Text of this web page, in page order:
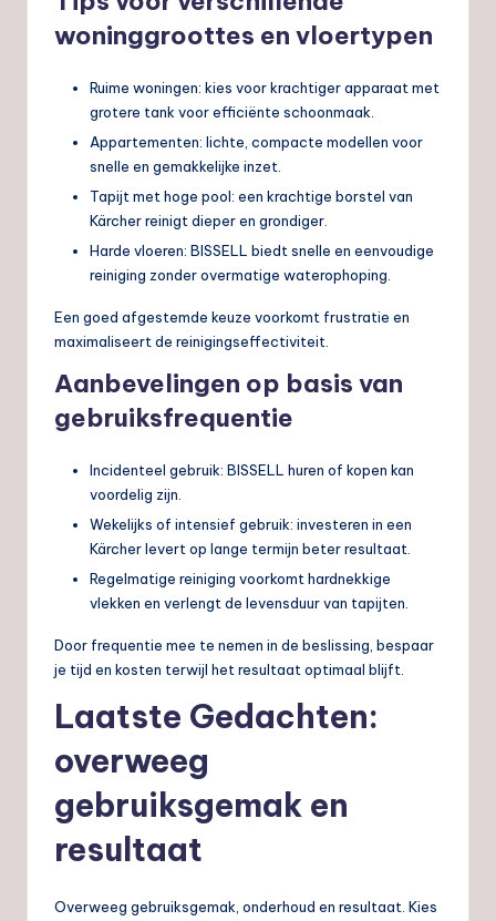
woninggroottes en vloertypen
Ruime woningen: kies voor krachtiger apparaat met
grotere tank voor efficiënte schoonmaak.
Appartementen: lichte, compacte modellen voor
snelle en gemakkelijke inzet.
Tapijt met hoge pool: een krachtige borstel van
Kärcher reinigt dieper en grondiger.
Harde vloeren: BISSELL biedt snelle en eenvoudige
reiniging zonder overmatige waterophoping.
Een goed afgestemde keuze voorkomt frustratie en
maximaliseert de reinigingseffectiviteit.
Aanbevelingen op basis van
gebruiksfrequentie
Incidenteel gebruik: BISSELL huren of kopen kan
voordelig zijn.
Wekelijks of intensief gebruik: investeren in een
Kärcher levert op lange termijn beter resultaat.
Regelmatige reiniging voorkomt hardnekkige
vlekken en verlengt de levensduur van tapijten.
Door frequentie mee te nemen in de beslissing, bespaar
je tijd en kosten terwijl het resultaat optimaal blijft.
Laatste Gedachten:
overweeg
gebruiksgemak en
resultaat
Overweeg gebruiksgemak, onderhoud en resultaat. Kies